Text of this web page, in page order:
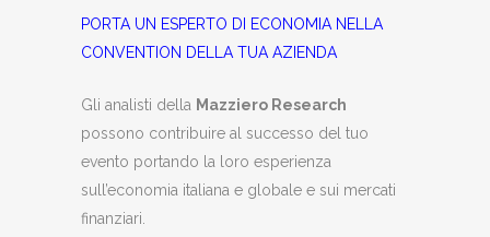
PORTA UN ESPERTO DI ECONOMIA NELLA
CONVENTION DELLA TUA AZIENDA
Gli analisti della Mazziero Research
possono contribuire al successo del tuo
evento portando la loro esperienza
sull’economia italiana e globale e sui mercati
finanziari.